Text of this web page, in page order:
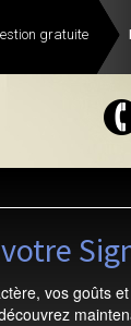
gratuite
vos goûts